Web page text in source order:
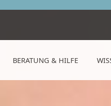
BERATUNG & HILFE